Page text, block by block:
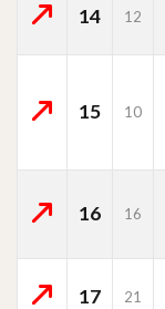
14 12
15 10
16
16
17 21